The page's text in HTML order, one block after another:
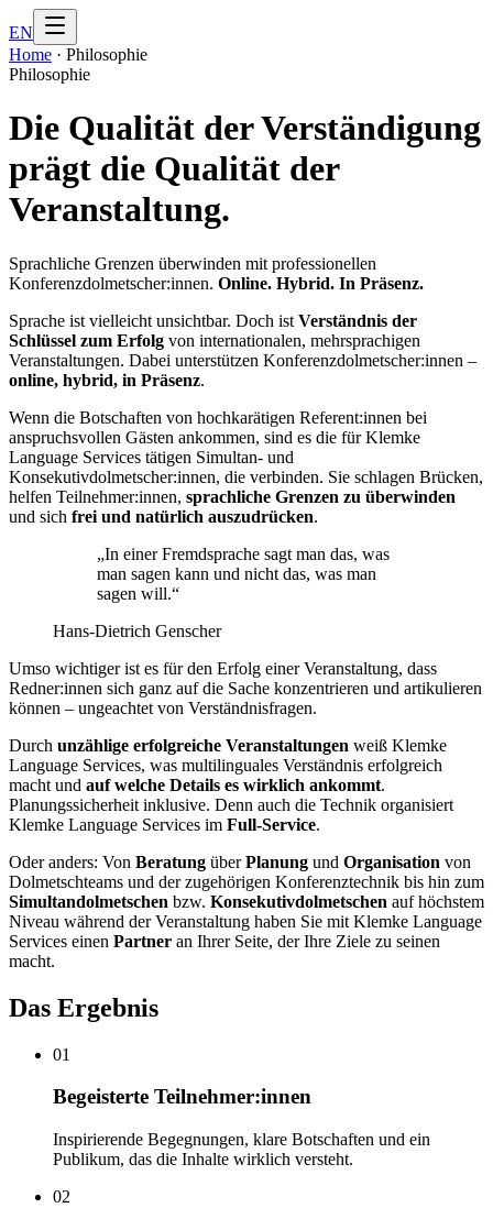
EN
Home · Philosophie
Philosophie
Die Qualität der Verständigung
prägt die Qualität der
Veranstaltung.
Sprachliche Grenzen überwinden mit professionellen
Konferenzdolmetscher:innen. Online. Hybrid. In Präsenz.
Sprache ist vielleicht unsichtbar. Doch ist Verständnis der
Schlüssel zum Erfolg von internationalen, mehrsprachigen
Veranstaltungen. Dabei unterstützen Konferenzdolmetscher:innen –
online, hybrid, in Präsenz.
Wenn die Botschaften von hochkarätigen Referent:innen bei
anspruchsvollen Gästen ankommen, sind es die für Klemke
Language Services tätigen Simultan- und
Konsekutivdolmetscher:innen, die verbinden. Sie schlagen Brücken,
helfen Teilnehmer:innen, sprachliche Grenzen zu überwinden
und sich frei und natürlich auszudrücken.
„In einer Fremdsprache sagt man das, was
man sagen kann und nicht das, was man
sagen will.“
Hans-Dietrich Genscher
Umso wichtiger ist es für den Erfolg einer Veranstaltung, dass
Redner:innen sich ganz auf die Sache konzentrieren und artikulieren
können – ungeachtet von Verständnisfragen.
Durch unzählige erfolgreiche Veranstaltungen weiß Klemke
Language Services, was multilinguales Verständnis erfolgreich
macht und auf welche Details es wirklich ankommt.
Planungssicherheit inklusive. Denn auch die Technik organisiert
Klemke Language Services im Full-Service.
Oder anders: Von Beratung überPlanung und Organisation von
Dolmetschteams und der zugehörigen Konferenztechnik bis hin zum
Simultandolmetschen bzw. Konsekutivdolmetschen auf höchstem
Niveau während der Veranstaltung haben Sie mit Klemke Language
Services einen Partner an Ihrer Seite, der Ihre Ziele zu seinen
macht.
Das Ergebnis
01
Begeisterte Teilnehmer:innen
Inspirierende Begegnungen, klare Botschaften und ein
Publikum, das die Inhalte wirklich versteht.
02